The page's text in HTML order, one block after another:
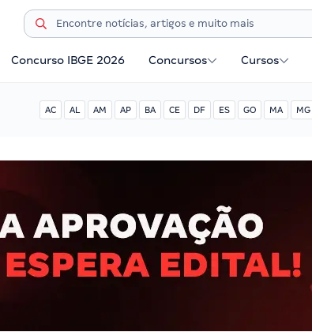
Concurso IBGE 2026 Concursos Cursos
AC AL AM AP BA CE DF ES GO MA MG